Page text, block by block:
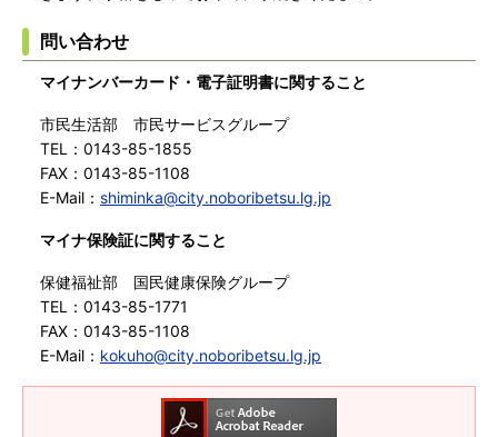
問い合わせ
マイナンバーカード・電子証明書に関すること
市民生活部 市民サービスグループ
TEL：0143-85-1855
FAX：0143-85-1108
E-Mail： shiminka@city.noboribetsu.lg.jp
マイナ保険証に関すること
保健福祉部 国民健康保険グループ
TEL：0143-85-1771
FAX：0143-85-1108
E-Mail： kokuho@city.noboribetsu.lg.jp